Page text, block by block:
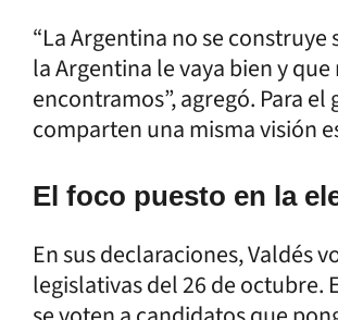
“La Argentina no se
la Argentina le vaya bien y
encontramos”, agregó. Para
comparten una misma visión
El foco puesto en la
En sus declaraciones, Valdés
legislativas del 26 de octubre.